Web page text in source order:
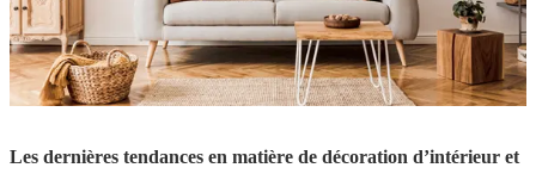
Les dernières tendances en matière de décoration d’intérieur et